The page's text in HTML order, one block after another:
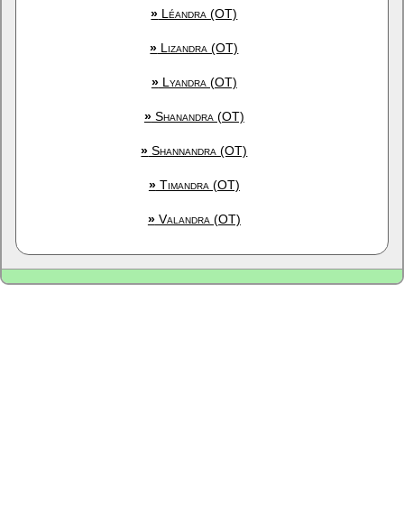
» Léandra (OT)
» Lizandra (OT)
»Lyandra (OT)
»Shanandra (OT)
» Shannandra (OT)
»Timandra (OT)
»Valandra (OT)